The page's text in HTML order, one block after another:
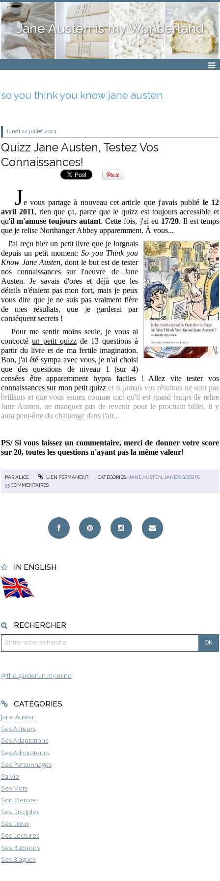
Jane Austen is my Wonderland
so you think you know jane austen
lundi 22 juillet 2024
Quizz Jane Austen, Testez Vos
Connaissances!
Je vous partage à nouveau cet article que j'avais publié le 12
avril 2011, rien que ça, parce que le quizz est toujours accessible et
qu'il m'amuse toujours autant. Cette fois, j'ai eu 17/20. Il est temps
que je relise Northanger Abbey apparemment. À vous...
J'ai reçu hier un petit livreque je lorgnais
depuis un petit moment: So you Think you
Know Jane Austen, dont le but est de tester
nos connaissances sur l'oeuvre de Jane
Austen. Je savais d'ores et déjà que les
détails n'étaient pas mon fort, mais je peux
vous dire que je ne suis pas vraiment fière
de mes résultats, que je garderai par
conséquent secrets !
Pour me sentir moins seule, je vous ai
concocté un petit quizzde 13 questions à
partir du livre et de ma fertile imagination.
Bon, j'ai été sympa avec vous, je n'ai choisi
que des questions de niveau 1 (sur 4)
censées être apparemment hypra faciles ! Allez vite tester vos
connaissances sur mon petit quizzet si jamais vos résultats ne sont pas
brillants et que vous sentez comme moi qu'il est grand temps de relire
Jane Austen, ne manquez pas de revenir pour le prochain billet, il y
aura peut-être du challenge dans l'air...
PS/ Si vous laissez un commentaire, merci de donner votre score
sur 20, toutes les questions n'ayant pas la même valeur!
PARALICE LIEN PERMANENT CATÉGORIES : JANE AUSTEN
JANE'S GOSSIPS
55COMMENTAIRES
IN ENGLISH
RECHERCHER
@the.garden.in.my.mind
CATÉGORIES
Jane Austen
Ses Acteurs
Ses Adaptations
Ses Admirateurs
Ses Personnages
Sa Vie
Ses Mots
Son Oeuvre
Ses Disciples
Ses Lieux
Ses Lectures
Ses Rumeurs
Ses Blagues